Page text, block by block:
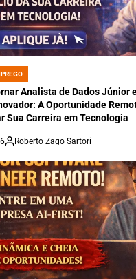
Analista de Dados Júnior
A Oportunidade
Sua Carreira em Tecnologia
Roberto Zago Sartori